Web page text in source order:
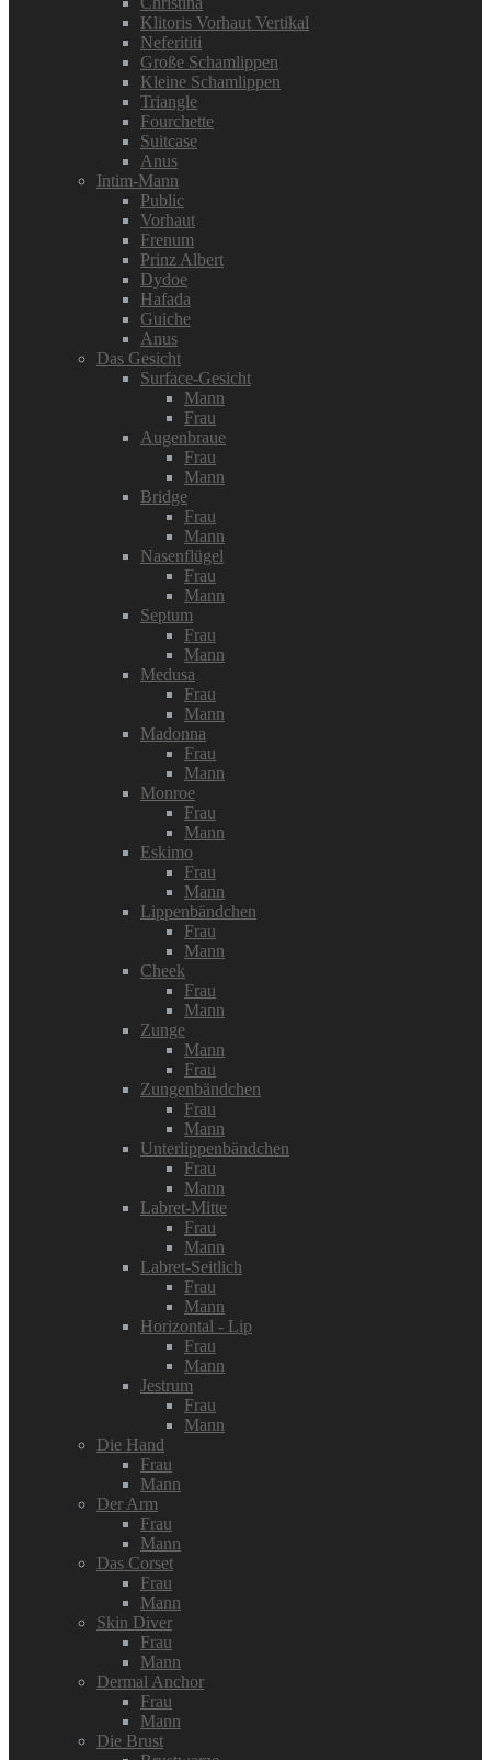
Klitoris Vorhaut Vertikal
Neferititi
Große Schamlippen
Kleine Schamlippen
Triangle
Fourchette
Suitcase
Anus
Intim-Mann
Public
Vorhaut
Frenum
Prinz Albert
Dydoe
Hafada
Guiche
Anus
Das Gesicht
Surface-Gesicht
Mann
Frau
Augenbraue
Frau
Mann
Bridge
Frau
Mann
Nasenflügel
Frau
Mann
Septum
Frau
Mann
Medusa
Frau
Mann
Madonna
Frau
Mann
Monroe
Frau
Mann
Eskimo
Frau
Mann
Lippenbändchen
Frau
Mann
Cheek
Frau
Mann
Zunge
Mann
Frau
Zungenbändchen
Frau
Mann
Unterlippenbändchen
Frau
Mann
Labret-Mitte
Frau
Mann
Labret-Seitlich
Frau
Mann
Horizontal - Lip
Frau
Mann
Jestrum
Frau
Mann
Die Hand
Frau
Mann
Der Arm
Frau
Mann
Das Corset
Frau
Mann
Skin Diver
Frau
Mann
Dermal Anchor
Frau
Mann
Die Brust